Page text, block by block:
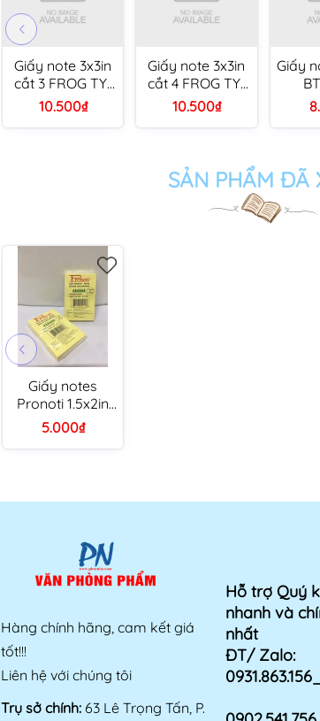
Giấy note 3x3in
cắt 3 FROG TY-
8868, màu
10.500₫
Giấy note 3x3in
cắt 4 FROG TY-
8869, màu
10.500₫
Giấy
SẢN PHẨM ĐÃ
Giấy notes
Pronoti 1.5x2in
(3x2in cắt 2)
vàng
5.000₫
Hàng chính hãng, cam kết giá
tốt!!!
Liên hệ với chúng tôi
Trụ sở chính: 63 Lê Trọng Tấn, P.
Hỗ trợ Quý
nhanh và
nhất
ĐT/ Zalo: